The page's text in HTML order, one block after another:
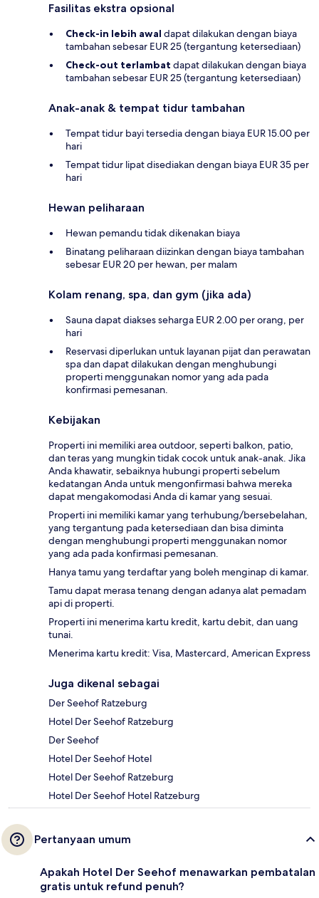
Fasilitas ekstra opsional
Check-in lebih awal dapat dilakukan dengan biaya
tambahan sebesar EUR 25 (tergantung ketersediaan)
Check-out terlambat dapat dilakukan dengan biaya
tambahan sebesar EUR 25 (tergantung ketersediaan)
Anak-anak & tempat tidur tambahan
Tempat tidur bayi tersedia dengan biaya EUR 15.00 per
hari
Tempat tidur lipat disediakan dengan biaya EUR 35 per
hari
Hewan peliharaan
Hewan pemandu tidak dikenakan biaya
Binatang peliharaan diizinkan dengan biaya tambahan
sebesar EUR 20 per hewan, per malam
Kolam renang, spa, dan gym (jika ada)
Sauna dapat diakses seharga EUR 2.00 per orang, per
hari
Reservasi diperlukan untuk layanan pijat dan perawatan
spa dan dapat dilakukan dengan menghubungi
properti menggunakan nomor yang ada pada
konfirmasi pemesanan.
Kebijakan
Properti ini memiliki area outdoor, seperti balkon, patio,
dan teras yang mungkin tidak cocok untuk anak-anak. Jika
Anda khawatir, sebaiknya hubungi properti sebelum
kedatangan Anda untuk mengonfirmasi bahwa mereka
dapat mengakomodasi Anda di kamar yang sesuai.
Properti ini memiliki kamar yang terhubung/bersebelahan,
yang tergantung pada ketersediaan dan bisa diminta
dengan menghubungi properti menggunakan nomor
yang ada pada konfirmasi pemesanan.
Hanya tamu yang terdaftar yang boleh menginap di kamar.
Tamu dapat merasa tenang dengan adanya alat pemadam
api di properti.
Properti ini menerima kartu kredit, kartu debit, dan uang
tunai.
Menerima kartu kredit: Visa, Mastercard, American Express
Juga dikenal sebagai
Der Seehof Ratzeburg
Hotel Der Seehof Ratzeburg
Der Seehof
Hotel Der Seehof Hotel
Hotel Der Seehof Ratzeburg
Hotel Der Seehof Hotel Ratzeburg
Pertanyaan umum
Apakah Hotel Der Seehof menawarkan pembatalan
gratis untuk refund penuh?